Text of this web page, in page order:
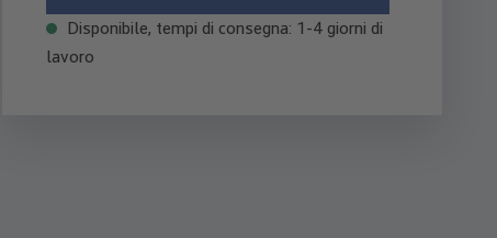
Disponibile, tempi di consegna: 1-4 giorni di
lavoro